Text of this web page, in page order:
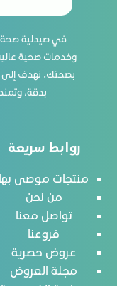
في صيدلية صحة
وخدمات صحية
بصحتك. نهدف إلى
بدقة،
روابط سريعة
منتجات موصى بها
من نحن
تواصل معنا
فروعنا
عروض حصرية
مجلة العروض